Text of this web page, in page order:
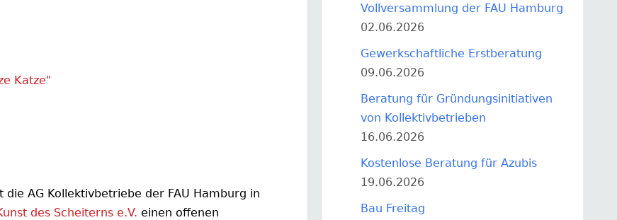
Katze"
AG Kollektivbetriebe der FAU Hamburg in
des Scheiterns e.V. einen offenen
Vollversammlung der FAU Hamburg
02.06.2026
Gewerkschaftliche Erstberatung
09.06.2026
Beratung für Gründungsinitiativen
von Kollektivbetrieben
16.06.2026
Kostenlose Beratung für Azubis
19.06.2026
Bau Freitag